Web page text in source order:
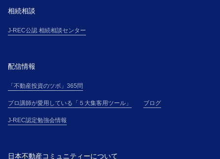
相続相談
J-REC公認 相続相談センター
配信情報
「不動産投資のツボ」365問
プロ講師が愛用している「５大集客用ツール」 ブログ
J-REC認定勉強会情報
日本不動産コミュニティーについて